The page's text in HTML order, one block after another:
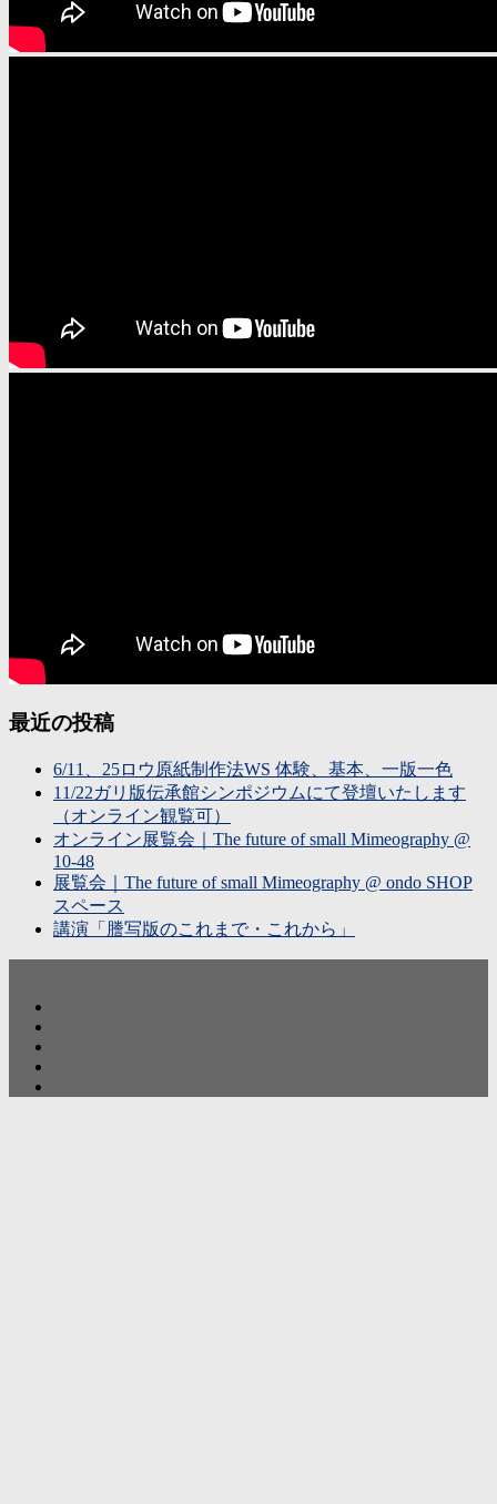
最近の投稿
6/11、25ロウ原紙制作法WS 体験、基本、一版一色
11/22ガリ版伝承館シンポジウムにて登壇いたします
（オンライン観覧可）
オンライン展覧会｜The future of small Mimeography @
10-48
展覧会｜The future of small Mimeography @ ondo SHOP
スペース
講演「謄写版のこれまで・これから」